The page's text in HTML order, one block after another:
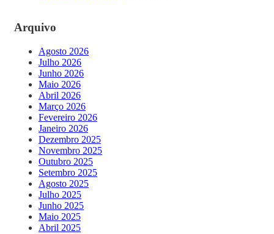
Arquivo
Agosto 2026
Julho 2026
Junho 2026
Maio 2026
Abril 2026
Março 2026
Fevereiro 2026
Janeiro 2026
Dezembro 2025
Novembro 2025
Outubro 2025
Setembro 2025
Agosto 2025
Julho 2025
Junho 2025
Maio 2025
Abril 2025